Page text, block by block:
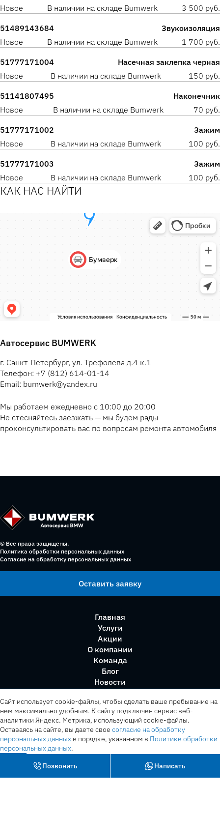
Новое
В наличии на складе Bumwerk 3 500 руб.
51489143684
Звукоизоляция
Новое
В наличии на складе Bumwerk 1 700 руб.
51777171004
Насечная заклепка черная
Новое
В наличии на складе Bumwerk 150 руб.
51141807495
Наконечник
Новое
В наличии на складе Bumwerk 70 руб.
51777171002
Зажим
Новое
В наличии на складе Bumwerk 100 руб.
51777171003
Зажим
Новое
В наличии на складе Bumwerk 100 руб.
КАК НАС НАЙТИ
Автосервис BUMWERK
г. Санкт-Петербург, ул. Трефолева д.4 к.1
Телефон: +7 (812) 614-01-14
Email: bumwerk@yandex.ru
Мы работаем ежедневно с 10:00 до 20:00
Не стесняйтесь заезжать — мы будем рады
проконсультировать вас по вопросам ремонта автомобиля
© Все права защищены.
Политика обработки персональных данных
Согласие на обработку персональных данных
Оставить заявку
Главная
Услуги
Акции
О компании
Команда
Блог
Новости
Позвонить Написать
Сайт использует cookie-файлы, чтобы сделать ваше пребывание на
нем максимально удобным. К cайту подключен сервис веб-
аналитики Яндекс. Метрика, использующий cookie-файлы.
Оставаясь на сайте, вы даете свое согласие на обработку
персональных данных в порядке, указанном в Политике обработки
персональных данных.